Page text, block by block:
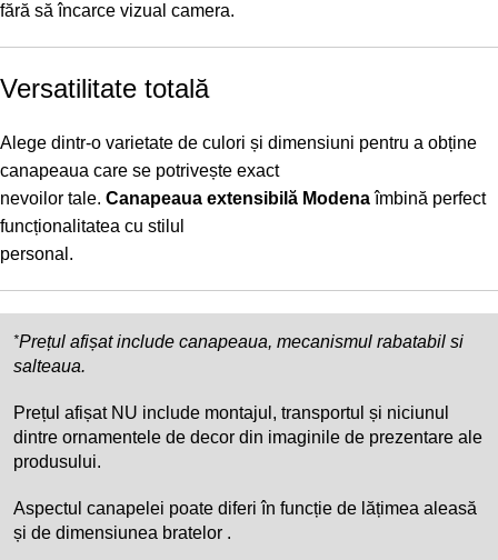
fără să încarce vizual camera.
Versatilitate totală
Alege dintr-o varietate de culori și dimensiuni pentru a obține
canapeaua care se potrivește exact
nevoilor tale. Canapeaua extensibilă Modenaîmbină perfect
funcționalitatea cu stilul
personal.
*Prețul afișat include canapeaua, mecanismul rabatabil si
salteaua.
Prețul afișat NU include montajul, transportul și niciunul
dintre ornamentele de decor din imaginile de prezentare ale
produsului.
Aspectul canapelei poate diferi în funcție de lățimea aleasă
și de dimensiunea bratelor .